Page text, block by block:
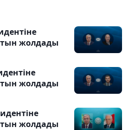
жолдады
жолдады
жолдады